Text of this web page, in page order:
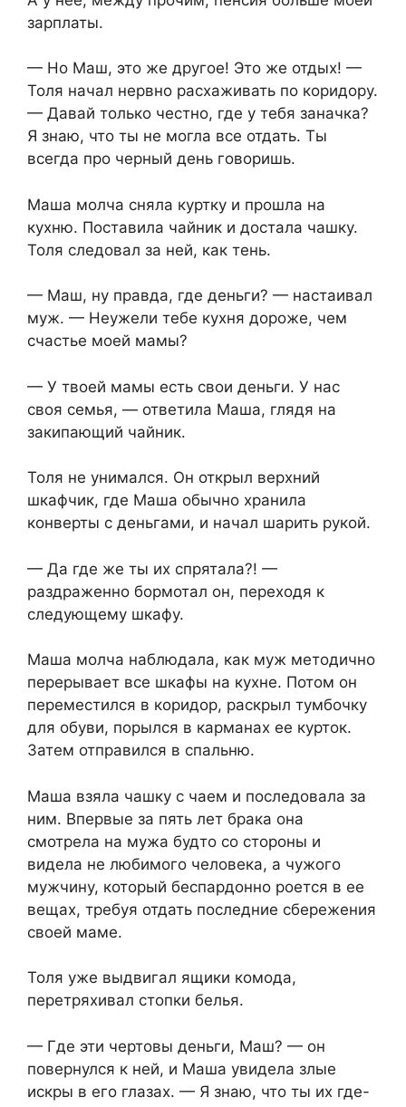
зарплаты.
— Но Маш, это же другое! Это же отдых! —
Толя начал нервно расхаживать по коридору.
— Давай только честно, где у тебя заначка?
Я знаю, что ты не могла все отдать. Ты
всегда про черный день говоришь.
Маша молча сняла куртку и прошла на
кухню. Поставила чайник и достала чашку.
Толя следовал за ней, как тень.
— Маш, ну правда, где деньги? — настаивал
муж. — Неужели тебе кухня дороже, чем
счастье моей мамы?
— У твоей мамы есть свои деньги. У нас
своя семья, — ответила Маша, глядя на
закипающий чайник.
Толя не унимался. Он открыл верхний
шкафчик, где Маша обычно хранила
конверты с деньгами, и начал шарить рукой.
— Да где же ты их спрятала?! —
раздраженно бормотал он, переходя к
следующему шкафу.
Маша молча наблюдала, как муж методично
перерывает все шкафы на кухне. Потом он
переместился в коридор, раскрыл тумбочку
для обуви, порылся в карманах ее курток.
Затем отправился в спальню.
Маша взяла чашку с чаем и последовала за
ним. Впервые за пять лет брака она
смотрела на мужа будто со стороны и
видела не любимого человека, а чужого
мужчину, который беспардонно роется в ее
вещах, требуя отдать последние сбережения
своей маме.
Толя уже выдвигал ящики комода,
перетряхивал стопки белья.
— Где эти чертовы деньги, Маш? — он
повернулся к ней, и Маша увидела злые
искры в его глазах. — Я знаю, что ты их где-